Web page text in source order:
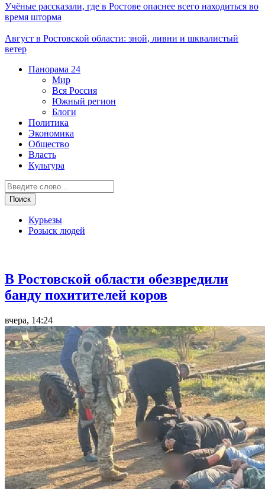
Учёные рассказали, где в Ростове опаснее всего находиться во
время шторма
Август в Ростовской области: зной, ливни и шквалистый
ветер
Панорама 24
Мир
Вся Россия
Южный регион
Блоги
Политика
Экономика
Общество
Власть
Культура
Курьезы
Розыск людей
В Ростовской области обезвредили
банду похитителей коров
вчера, 14:24